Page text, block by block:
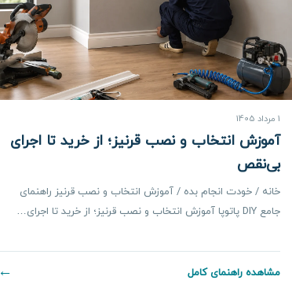
1 مرداد 1405
آموزش انتخاب و نصب قرنیز؛ از خرید تا اجرای
بی‌نقص
خانه / خودت انجام بده / آموزش انتخاب و نصب قرنیز راهنمای
جامع DIY پاتوپا آموزش انتخاب و نصب قرنیز؛ از خرید تا اجرای…
مشاهده راهنمای کامل ←